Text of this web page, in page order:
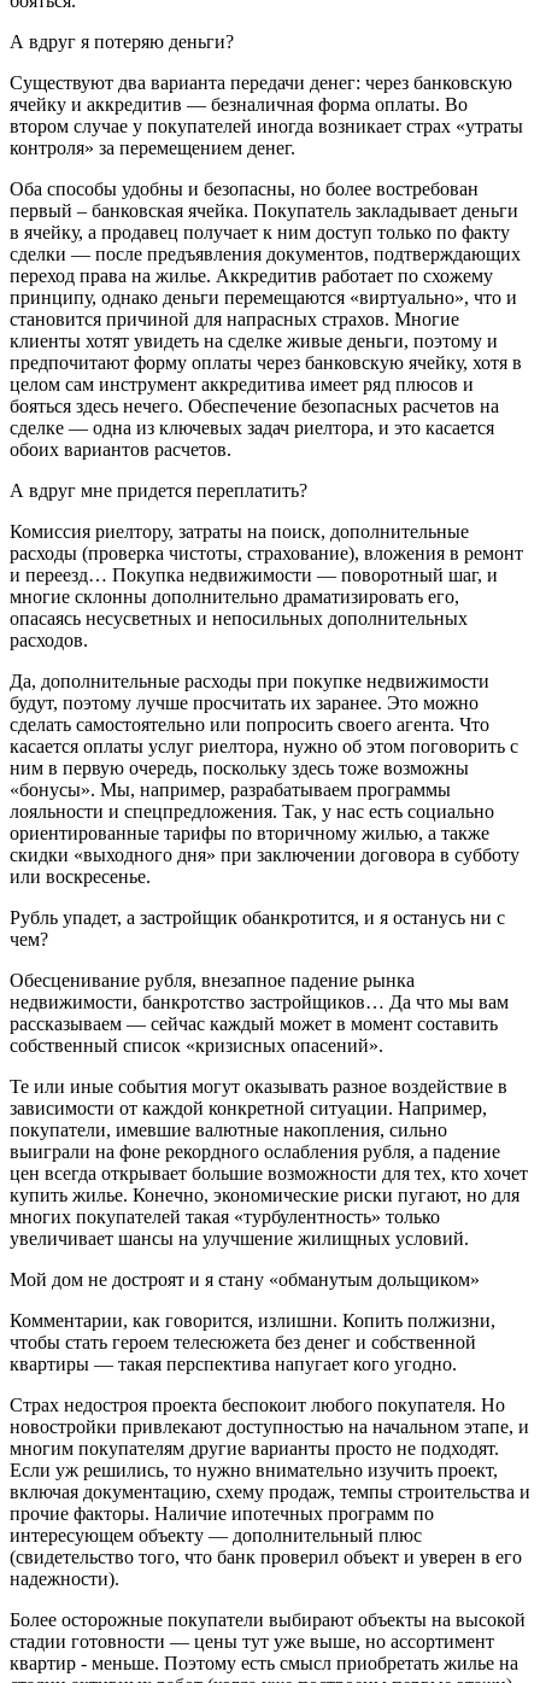
А вдруг я потеряю деньги?
Существуют два варианта передачи денег: через банковскую
ячейку и аккредитив — безналичная форма оплаты. Во
втором случае у покупателей иногда возникает страх «утраты
контроля» за перемещением денег.
Оба способы удобны и безопасны, но более востребован
первый – банковская ячейка. Покупатель закладывает деньги
в ячейку, а продавец получает к ним доступ только по факту
сделки — после предъявления документов, подтверждающих
переход права на жилье. Аккредитив работает по схожему
принципу, однако деньги перемещаются «виртуально», что и
становится причиной для напрасных страхов. Многие
клиенты хотят увидеть на сделке живые деньги, поэтому и
предпочитают форму оплаты через банковскую ячейку, хотя в
целом сам инструмент аккредитива имеет ряд плюсов и
бояться здесь нечего. Обеспечение безопасных расчетов на
сделке — одна из ключевых задач риелтора, и это касается
обоих вариантов расчетов.
А вдруг мне придется переплатить?
Комиссия риелтору, затраты на поиск, дополнительные
расходы (проверка чистоты, страхование), вложения в ремонт
и переезд… Покупка недвижимости — поворотный шаг, и
многие склонны дополнительно драматизировать его,
опасаясь несусветных и непосильных дополнительных
расходов.
Да, дополнительные расходы при покупке недвижимости
будут, поэтому лучше просчитать их заранее. Это можно
сделать самостоятельно или попросить своего агента. Что
касается оплаты услуг риелтора, нужно об этом поговорить с
ним в первую очередь, поскольку здесь тоже возможны
«бонусы». Мы, например, разрабатываем программы
лояльности и спецпредложения. Так, у нас есть социально
ориентированные тарифы по вторичному жилью, а также
скидки «выходного дня» при заключении договора в субботу
или воскресенье.
Рубль упадет, а застройщик обанкротится, и я останусь ни с
чем?
Обесценивание рубля, внезапное падение рынка
недвижимости, банкротство застройщиков… Да что мы вам
рассказываем — сейчас каждый может в момент составить
собственный список «кризисных опасений».
Те или иные события могут оказывать разное воздействие в
зависимости от каждой конкретной ситуации. Например,
покупатели, имевшие валютные накопления, сильно
выиграли на фоне рекордного ослабления рубля, а падение
цен всегда открывает большие возможности для тех, кто хочет
купить жилье. Конечно, экономические риски пугают, но для
многих покупателей такая «турбулентность» только
увеличивает шансы на улучшение жилищных условий.
Мой дом не достроят и я стану «обманутым дольщиком»
Комментарии, как говорится, излишни. Копить полжизни,
чтобы стать героем телесюжета без денег и собственной
квартиры — такая перспектива напугает кого угодно.
Страх недостроя проекта беспокоит любого покупателя. Но
новостройки привлекают доступностью на начальном этапе, и
многим покупателям другие варианты просто не подходят.
Если уж решились, то нужно внимательно изучить проект,
включая документацию, схему продаж, темпы строительства и
прочие факторы. Наличие ипотечных программ по
интересующем объекту — дополнительный плюс
(свидетельство того, что банк проверил объект и уверен в его
надежности).
Более осторожные покупатели выбирают объекты на высокой
стадии готовности — цены тут уже выше, но ассортимент
квартир - меньше. Поэтому есть смысл приобретать жилье на